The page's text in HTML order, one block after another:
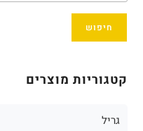
חיפוש
קטגוריות מוצרים
גריל